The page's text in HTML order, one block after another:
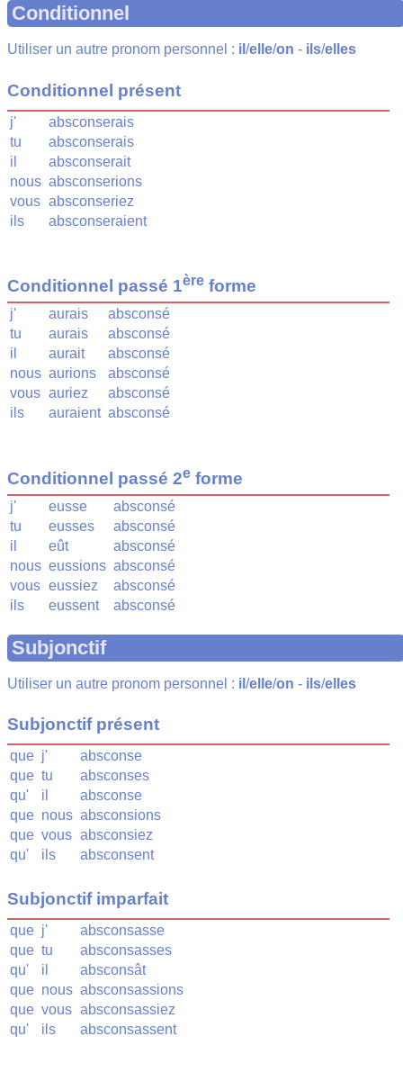
Conditionnel
Utiliser un autre pronom personnel : il /elle/on - ils/elles
Conditionnel présent
j'
absconserais
tu
absconserais
il
absconserait
nous absconserions
vous absconseriez
ils
absconseraient
Conditionnel passé 1ère forme
j' aurais
absconsé
tu
aurais
absconsé
il
aurait
absconsé
nous aurions
absconsé
vous auriez
absconsé
ils
auraient absconsé
Conditionnel passé 2e forme
j' eusse
absconsé
tu
eusses
absconsé
il
eût
absconsé
nous eussions absconsé
vous eussiez
absconsé
ils
eussent absconsé
Subjonctif
Utiliser un autre pronom personnel : il /elle/on - ils/elles
Subjonctif présent
que j'
absconse
que tu
absconses
qu'
il
absconse
que nous absconsions
que vous absconsiez
qu'
ils absconsent
Subjonctif imparfait
que j'
absconsasse
que tu
absconsasses
qu'
il
absconsât
que nous absconsassions
que vous absconsassiez
qu'
ils absconsassent